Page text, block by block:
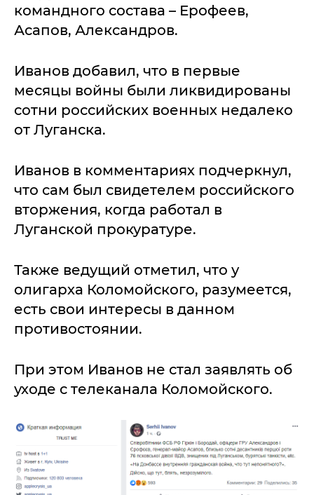
командного состава – Ерофеев,
Асапов, Александров.
Иванов добавил, что в первые
месяцы войны были ликвидированы
сотни российских военных недалеко
от Луганска.
Иванов в комментариях подчеркнул,
что сам был свидетелем российского
вторжения, когда работал в
Луганской прокуратуре.
Также ведущий отметил, что у
олигарха Коломойского, разумеется,
есть свои интересы в данном
противостоянии.
При этом Иванов не стал заявлять об
уходе с телеканала Коломойского.